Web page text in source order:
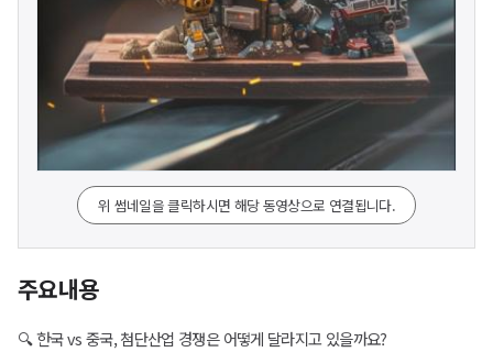
위 썸네일을 클릭하시면 해당 동영상으로 연결됩니다.
주요내용
🔍 한국 vs 중국, 첨단산업 경쟁은 어떻게 달라지고 있을까요?